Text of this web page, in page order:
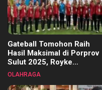
Gateball Tomohon Raih
Hasil Maksimal di Porprov
Sulut 2025, Royke
Tangkawarouw Ucapkan
OLAHRAGA